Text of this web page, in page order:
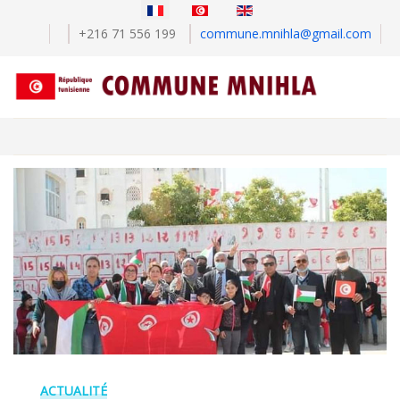
Sélectionnez votre langue
+216 71 556 199
commune.mnihla@gmail.com
ACTUALITÉ